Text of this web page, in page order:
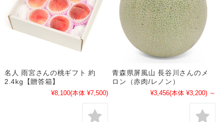
名人 雨宮さんの桃ギフト 約
2.4kg【贈答箱】
¥8,100(本体 ¥7,500)
青森県屏風山 長谷川さんのメ
ロン（赤肉/レノン）
¥3,456(本体 ¥3,200) ～